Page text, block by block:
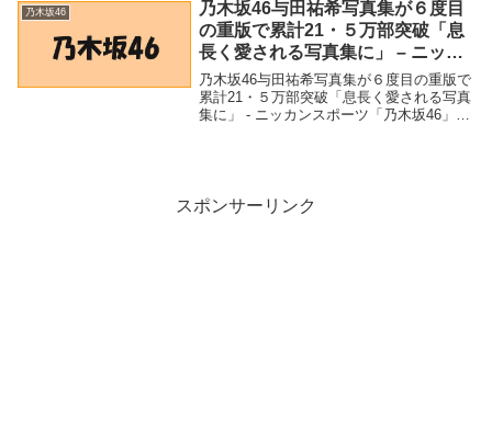
乃木坂46
乃木坂46与田祐希写真集が６度目
の重版で累計21・５万部突破「息
長く愛される写真集に」 – ニッカ
ンスポーツ
乃木坂46与田祐希写真集が６度目の重版で
累計21・５万部突破「息長く愛される写真
集に」 - ニッカンスポーツ「乃木坂46」関
スポンサーリンク